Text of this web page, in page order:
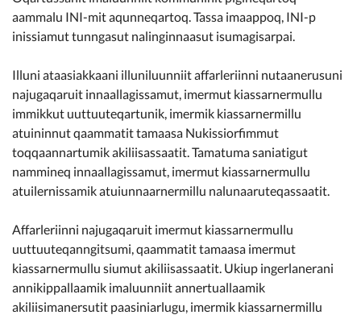
Kommunimi pilersaarut
aammalu INI-mit aqunneqartoq. Tassa imaappoq, INI-p
inissiamut tunngasut nalinginnaasut isumagisarpai.
Illuni ataasiakkaani illuniluunniit affarleriinni nutaanerusuni
najugaqaruit innaallagissamut, imermut kiassarnermullu
immikkut uuttuuteqartunik, imermik kiassarnermillu
atuininnut qaammatit tamaasa Nukissiorfimmut
toqqaannartumik akiliisassaatit. Tamatuma saniatigut
nammineq innaallagissamut, imermut kiassarnermullu
atuilernissamik atuiunnaarnermillu nalunaaruteqassaatit.
Affarleriinni najugaqaruit imermut kiassarnermullu
uuttuuteqanngitsumi, qaammatit tamaasa imermut
kiassarnermullu siumut akiliisassaatit. Ukiup ingerlanerani
annikippallaamik imaluunniit annertuallaamik
akiliisimanersutit paasiniarlugu, imermik kiassarnermillu